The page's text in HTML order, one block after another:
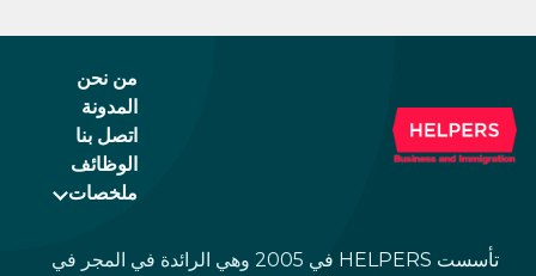
من نحن
المدونة
اتصل بنا
الوظائف
ملخصات
تأسست HELPERS في 2005 وهي الرائدة في المجر في